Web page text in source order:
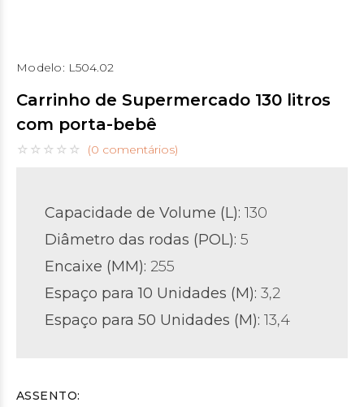
Modelo: L504.02
Carrinho de Supermercado 130 litros
com porta-bebê
(0 comentários)
Capacidade de Volume (L): 130
Diâmetro das rodas (POL): 5
Encaixe (MM): 255
Espaço para 10 Unidades (M): 3,2
Espaço para 50 Unidades (M): 13,4
ASSENTO: